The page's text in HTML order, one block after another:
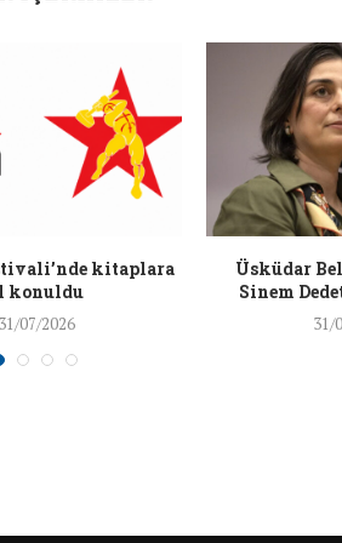
kitaplara
konuldu
31/07/2026
Üsküdar
Sinem
31/